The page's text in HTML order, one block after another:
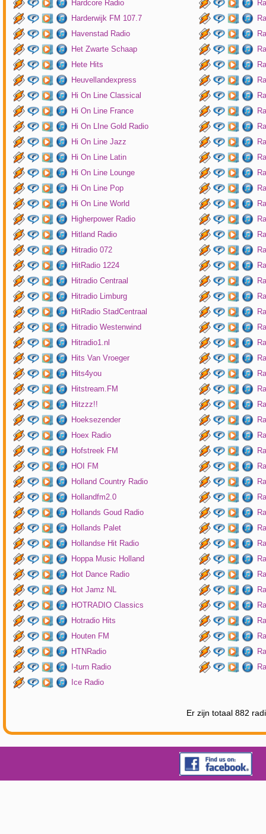
Hardcore Radio
Harderwijk FM 107.7
Havenstad Radio
Het Zwarte Schaap
Hete Hits
Heuvellandexpress
Hi On Line Classical
Hi On Line France
Hi On LIne Gold Radio
Hi On Line Jazz
Hi On Line Latin
Hi On Line Lounge
Hi On Line Pop
Hi On Line World
Higherpower Radio
Hitland Radio
Hitradio 072
HitRadio 1224
Hitradio Centraal
Hitradio Limburg
HitRadio StadCentraal
Hitradio Westenwind
Hitradio1.nl
Hits Van Vroeger
Hits4you
Hitstream.FM
Hitzzz!!
Hoeksezender
Hoex Radio
Hofstreek FM
HOI FM
Holland Country Radio
Hollandfm2.0
Hollands Goud Radio
Hollands Palet
Hollandse Hit Radio
Hoppa Music Holland
Hot Dance Radio
Hot Jamz NL
HOTRADIO Classics
Hotradio Hits
Houten FM
HTNRadio
I-turn Radio
Ice Radio
Er zijn totaal 882